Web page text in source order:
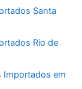
Santa
Rio de
Importados em